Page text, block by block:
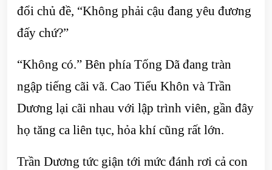
đổi chủ đề, “Không phải cậu đang yêu đương
đấy chứ?”
“Không có.” Bên phía Tống Dã đang tràn
ngập tiếng cãi vã. Cao Tiểu Khôn và Trần
Dương lại cãi nhau với lập trình viên, gần đây
họ tăng ca liên tục, hỏa khí cũng rất lớn.
Trần Dương tức giận tới mức đánh rơi cả con